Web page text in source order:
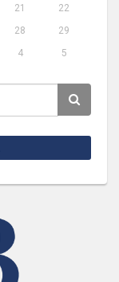
21
22
28
29
4 5